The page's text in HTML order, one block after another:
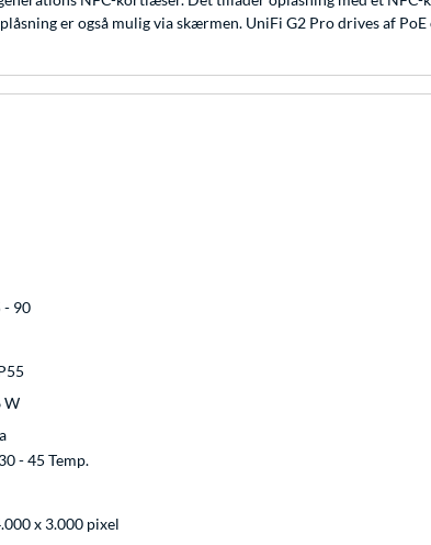
er også mulig via skærmen. UniFi G2 Pro drives af
- 90
W
- 45 Temp.
x 3.000 pixel